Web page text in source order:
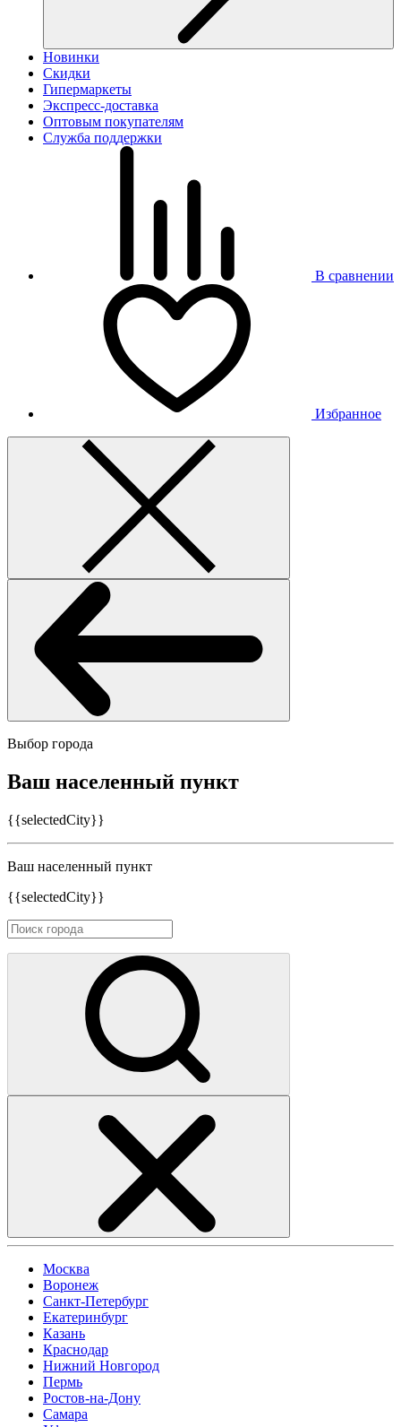
Новинки
Скидки
Гипермаркеты
Экспресс-доставка
Оптовым покупателям
Служба поддержки
В сравнении
Избранное
Выбор города
Ваш населенный пункт
{{selectedCity}}
Ваш населенный пункт
{{selectedCity}}
Москва
Воронеж
Санкт-Петербург
Екатеринбург
Казань
Краснодар
Нижний Новгород
Пермь
Ростов-на-Дону
Самара